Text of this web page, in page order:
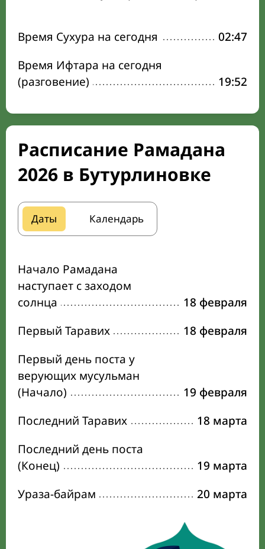
Время Сухура на сегодня
02:47
Время Ифтара на сегодня
(разговение)
19:52
Расписание Рамадана
2026 в Бутурлиновке
Даты Календарь
Начало Рамадана
наступает с заходом
солнца
18 февраля
Первый Таравих
18 февраля
Первый день поста у
верующих мусульман
(Начало)
19 февраля
Последний Таравих
18 марта
Последний день поста
(Конец)
19 марта
Ураза-байрам
20 марта